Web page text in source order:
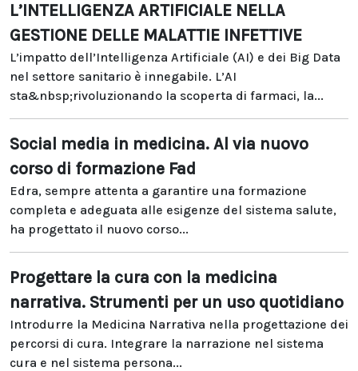
L’INTELLIGENZA ARTIFICIALE NELLA
GESTIONE DELLE MALATTIE INFETTIVE
L’impatto dell’Intelligenza Artificiale (AI) e dei Big Data
nel settore sanitario è innegabile. L’AI
sta&nbsp;rivoluzionando la scoperta di farmaci, la...
Social media in medicina. Al via nuovo
corso di formazione Fad
Edra, sempre attenta a garantire una formazione
completa e adeguata alle esigenze del sistema salute,
ha progettato il nuovo corso...
Progettare la cura con la medicina
narrativa. Strumenti per un uso quotidiano
Introdurre la Medicina Narrativa nella progettazione dei
percorsi di cura. Integrare la narrazione nel sistema
cura e nel sistema persona...